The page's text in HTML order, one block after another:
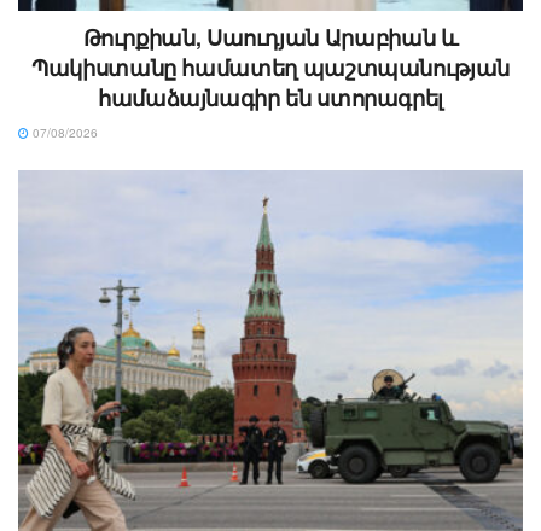
Թուրքիան, Սաուդյան Արաբիան և
Պակիստանը համատեղ պաշտպանության
համաձայնագիր են ստորագրել
07/08/2026